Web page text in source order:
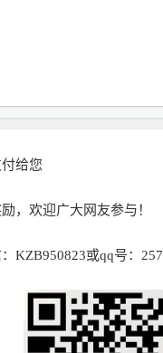
给您
，欢迎广大网友参与！
KZB950823或qq号：